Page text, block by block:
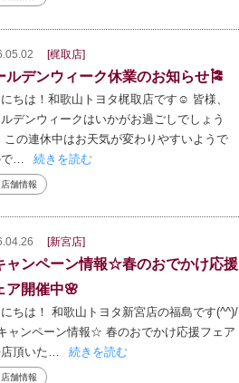
[梶取店]
ルデンウィーク休業のお知らせ🎏
にちは！和歌山トヨタ梶取店です☺ 皆様、
デンウィークはいかがお過ごしでしょう
この連休中はお天気が変わりやすいようで
…
続きを読む
店舗情報
[新宮店]
ンペーン情報☆春のおでかけ応援
ア開催中🌸
にちは！ 和歌山トヨタ新宮店の福島です(^^)/
ャンペーン情報☆ 春のおでかけ応援フェア
頂いた…
続きを読む
店舗情報